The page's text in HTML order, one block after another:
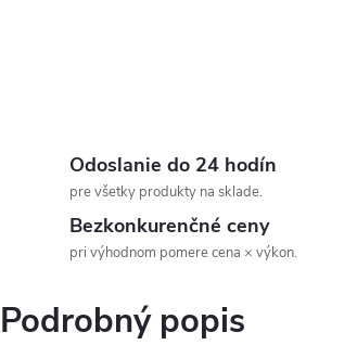
Odoslanie do 24 hodín
pre všetky produkty na sklade.
Bezkonkurenčné ceny
pri výhodnom pomere cena × výkon.
Podrobný popis